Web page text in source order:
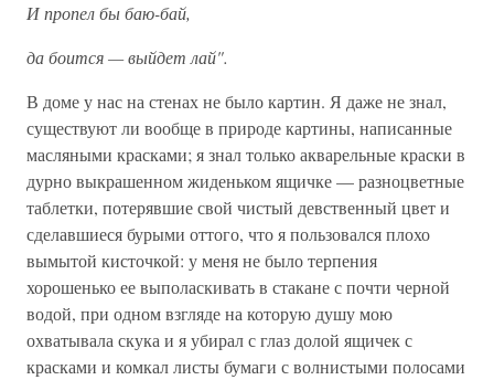
И пропел бы баю-бай,
да боится — выйдет лай".
В доме у нас на стенах не было картин. Я даже не знал,
существуют ли вообще в природе картины, написанные
масляными красками; я знал только акварельные краски в
дурно выкрашенном жиденьком ящичке — разноцветные
таблетки, потерявшие свой чистый девственный цвет и
сделавшиеся бурыми оттого, что я пользовался плохо
вымытой кисточкой: у меня не было терпения
хорошенько ее выполаскивать в стакане с почти черной
водой, при одном взгляде на которую душу мою
охватывала скука и я убирал с глаз долой ящичек с
красками и комкал листы бумаги с волнистыми полосами